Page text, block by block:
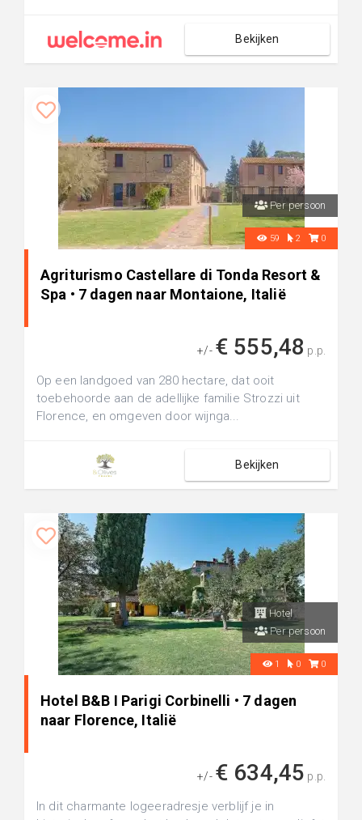
Bekijken
Per persoon
59 2 0
Agriturismo Castellare di Tonda Resort &
Spa • 7 dagen naar Montaione, Italië
+/- € 555,48 p.p.
Op een landgoed van 280 hectare, dat ooit
toebehoorde aan de adellijke familie Strozzi uit
Florence, en omgeven door wijnga...
Bekijken
Hotel
Per persoon
1 0 0
Hotel B&B I Parigi Corbinelli • 7 dagen
naar Florence, Italië
+/- € 634,45 p.p.
In dit charmante logeeradresje verblijf je in